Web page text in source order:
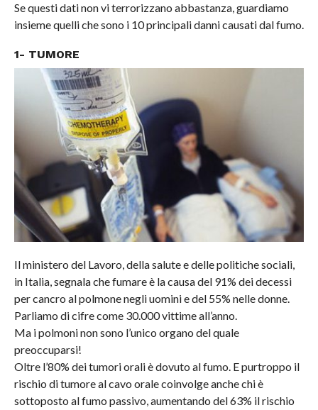
Se questi dati non vi terrorizzano abbastanza, guardiamo
insieme quelli che sono i 10 principali danni causati dal fumo.
1- TUMORE
Il ministero del Lavoro, della salute e delle politiche sociali,
in Italia, segnala che fumare è la causa del 91% dei decessi
per cancro al polmone negli uomini e del 55% nelle donne.
Parliamo di cifre come 30.000 vittime all’anno.
Ma i polmoni non sono l’unico organo del quale
preoccuparsi!
Oltre l’80% dei tumori orali è dovuto al fumo. E purtroppo il
rischio di tumore al cavo orale coinvolge anche chi è
sottoposto al fumo passivo, aumentando del 63% il rischio